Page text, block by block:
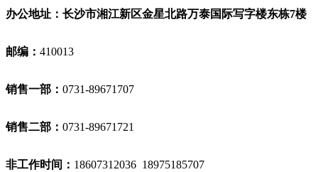
办公地址：长沙市湘江新区金星北路万泰国际写字楼东栋7楼
邮编： 410013
销售一部： 0731-89671707
销售二部： 0731-89671721
非工作时间： 18607312036 18975185707